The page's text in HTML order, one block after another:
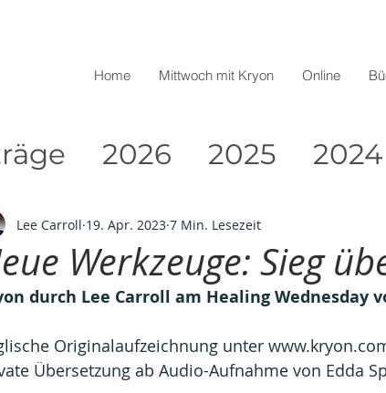
Home Mittwoch mit Kryon Online
2026 2025 2024
2019
Werkzeuge: Sieg
Lee Carroll 19. Apr. 2023 7 Min. Lesezeit
durch Lee Carroll am Healing Wednesday
Originalaufzeichnung unter
Übersetzung ab Audio-Aufnahme von Edda